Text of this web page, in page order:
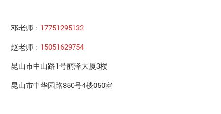
邓老师： 17751295132
赵老师： 15051629754
昆山市中山路1号丽泽大厦3楼
昆山市中华园路850号4楼050室